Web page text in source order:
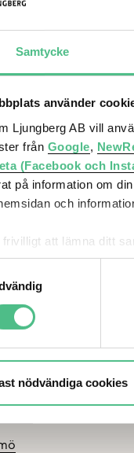
Samtycke
använder
Ljungberg AB vill
från Google,
(Facebook och
på information om
och
frivilligt att lämna ditt
vilka cookies vi får
nödvändiga cookies
och kan följas
frågor.
ljungberg-q2-2019
lokaler